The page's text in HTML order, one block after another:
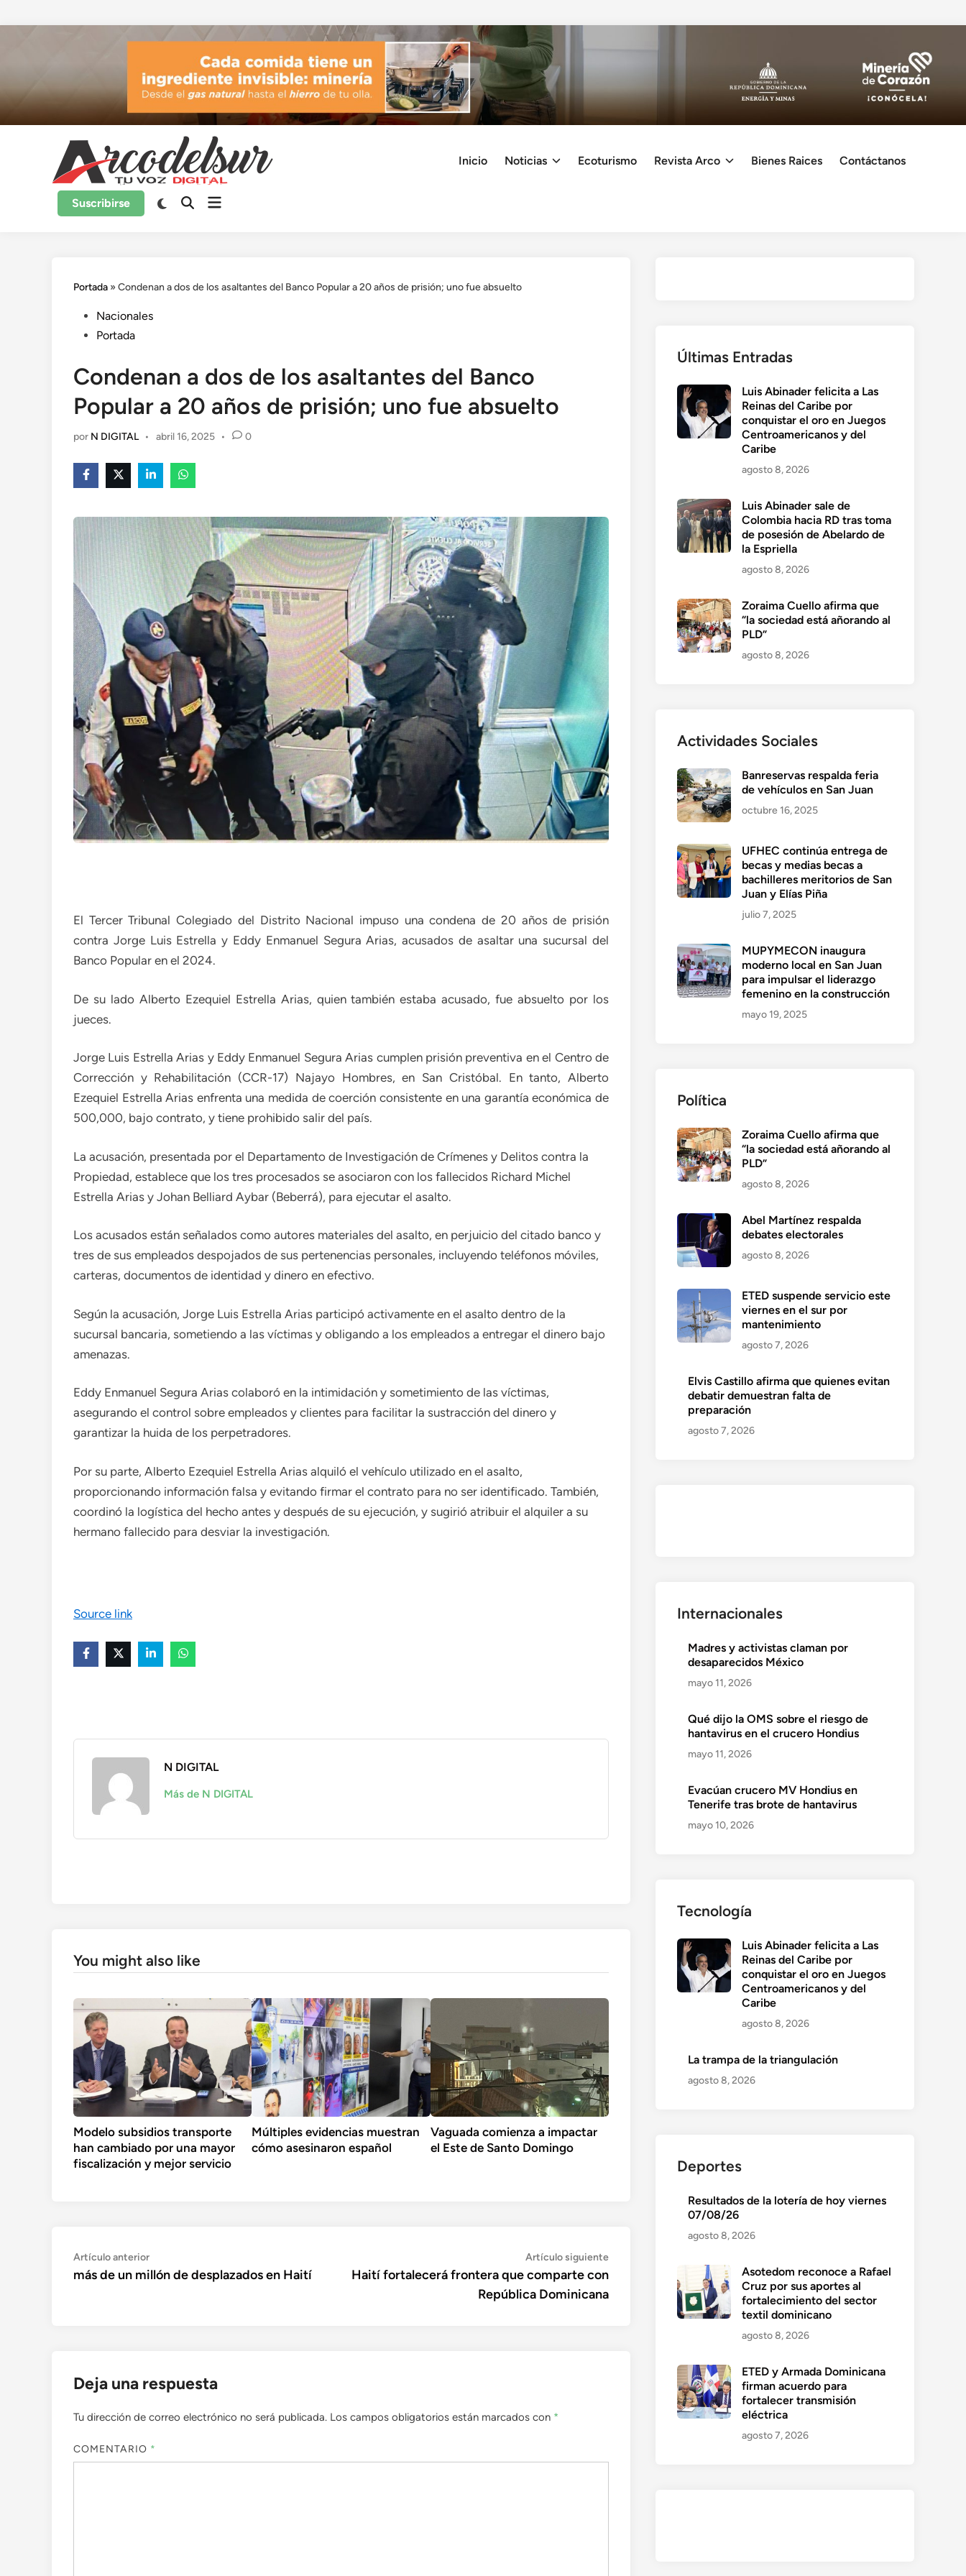
Inicio Noticias Ecoturismo Revista Arco Bienes Raices Contáctanos
Suscribirse
Portada »Condenan a dos de los asaltantes del Banco Popular a 20 años de prisión; uno fue absuelto
Publicado
en
Nacionales
Portada
Condenan a dos de los asaltantes del Banco
Popular a 20 años de prisión; uno fue absuelto
por N DIGITAL • abril 16, 2025 • 0
El Tercer Tribunal Colegiado del Distrito Nacional impuso una condena de 20 años de prisión
contra Jorge Luis Estrella y Eddy Enmanuel Segura Arias, acusados de asaltar una sucursal del
Banco Popular en el 2024.
De su lado Alberto Ezequiel Estrella Arias, quien también estaba acusado, fue absuelto por los
jueces.
Jorge Luis Estrella Arias y Eddy Enmanuel Segura Arias cumplen prisión preventiva en el Centro de
Corrección y Rehabilitación (CCR-17) Najayo Hombres, en San Cristóbal. En tanto, Alberto
Ezequiel Estrella Arias enfrenta una medida de coerción consistente en una garantía económica de
500,000, bajo contrato, y tiene prohibido salir del país.
La acusación, presentada por el Departamento de Investigación de Crímenes y Delitos contra la
Propiedad, establece que los tres procesados se asociaron con los fallecidos Richard Michel
Estrella Arias y Johan Belliard Aybar (Beberrá), para ejecutar el asalto.
Los acusados están señalados como autores materiales del asalto, en perjuicio del citado banco y
tres de sus empleados despojados de sus pertenencias personales, incluyendo teléfonos móviles,
carteras, documentos de identidad y dinero en efectivo.
Según la acusación, Jorge Luis Estrella Arias participó activamente en el asalto dentro de la
sucursal bancaria, sometiendo a las víctimas y obligando a los empleados a entregar el dinero bajo
amenazas.
Eddy Enmanuel Segura Arias colaboró en la intimidación y sometimiento de las víctimas,
asegurando el control sobre empleados y clientes para facilitar la sustracción del dinero y
garantizar la huida de los perpetradores.
Por su parte, Alberto Ezequiel Estrella Arias alquiló el vehículo utilizado en el asalto,
proporcionando información falsa y evitando firmar el contrato para no ser identificado. También,
coordinó la logística del hecho antes y después de su ejecución, y sugirió atribuir el alquiler a su
hermano fallecido para desviar la investigación.
Source link
N DIGITAL
Más de N DIGITAL
You might also like
Modelo subsidios transporte
han cambiado por una mayor
fiscalización y mejor servicio
Múltiples evidencias muestran
cómo asesinaron español
Vaguada comienza a impactar
el Este de Santo Domingo
Navegación
de
Artículo anteriorArtículo
anterior:
más de un millón de desplazados en Haití
Artículo siguienteArtículo
siguiente:
Haití fortalecerá frontera que comparte con
República Dominicana
Deja una respuesta
Tu dirección de correo electrónico no será publicada. Los campos obligatorios están marcados con *
COMENTARIO *
Últimas Entradas
Luis Abinader felicita a Las
Reinas del Caribe por
conquistar el oro en Juegos
Centroamericanos y del
Caribe
agosto 8, 2026
Luis Abinader sale de
Colombia hacia RD tras toma
de posesión de Abelardo de
la Espriella
agosto 8, 2026
Zoraima Cuello afirma que
“la sociedad está añorando al
PLD”
agosto 8, 2026
Actividades Sociales
Banreservas respalda feria
de vehículos en San Juan
octubre 16, 2025
UFHEC continúa entrega de
becas y medias becas a
bachilleres meritorios de San
Juan y Elías Piña
julio 7, 2025
MUPYMECON inaugura
moderno local en San Juan
para impulsar el liderazgo
femenino en la construcción
mayo 19, 2025
Política
Zoraima Cuello afirma que
“la sociedad está añorando al
PLD”
agosto 8, 2026
Abel Martínez respalda
debates electorales
agosto 8, 2026
ETED suspende servicio este
viernes en el sur por
mantenimiento
agosto 7, 2026
Elvis Castillo afirma que quienes evitan
debatir demuestran falta de
preparación
agosto 7, 2026
Internacionales
Madres y activistas claman por
desaparecidos México
mayo 11, 2026
Qué dijo la OMS sobre el riesgo de
hantavirus en el crucero Hondius
mayo 11, 2026
Evacúan crucero MV Hondius en
Tenerife tras brote de hantavirus
mayo 10, 2026
Tecnología
Luis Abinader felicita a Las
Reinas del Caribe por
conquistar el oro en Juegos
Centroamericanos y del
Caribe
agosto 8, 2026
La trampa de la triangulación
agosto 8, 2026
Deportes
Resultados de la lotería de hoy viernes
07/08/26
agosto 8, 2026
Asotedom reconoce a Rafael
Cruz por sus aportes al
fortalecimiento del sector
textil dominicano
agosto 8, 2026
ETED y Armada Dominicana
firman acuerdo para
fortalecer transmisión
eléctrica
agosto 7, 2026